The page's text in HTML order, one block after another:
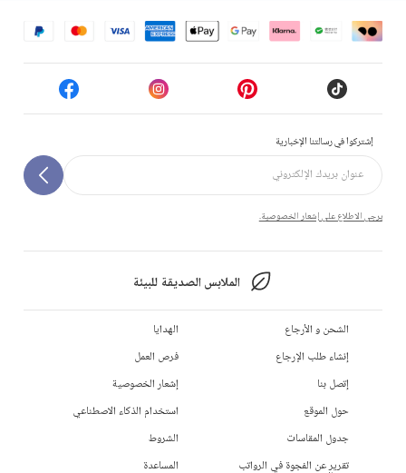
إشتركوا في رسالتنا الإخبارية
يرجى الاطلاع على إشعار الخصوصية.
الملابس الصديقة للبيئة
الشحن و الأرجاع
إنشاء طلب الإرجاع
إتصل بنا
حول الموقع
جدول المقاسات
تقرير عن الفجوة في الرواتب
الهدايا
فرص العمل
إشعار الخصوصية
استخدام الذكاء الاصطناعي
الشروط
المساعدة